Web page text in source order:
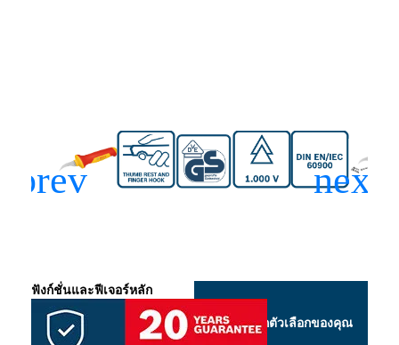
ฟังก์ชั่นและฟีเจอร์หลัก
เลือกตัวเลือกของคุณ